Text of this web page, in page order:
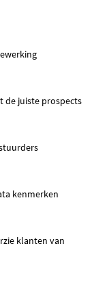
de juiste prospects
kenmerken
klanten van